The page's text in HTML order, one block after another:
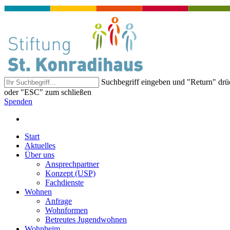
Suchbegriff eingeben und "Return"
oder "ESC" zum schließen
Spenden
Start
Aktuelles
Über uns
Ansprechpartner
Konzept (USP)
Fachdienste
Wohnen
Anfrage
Wohnformen
Betreutes Jugendwohnen